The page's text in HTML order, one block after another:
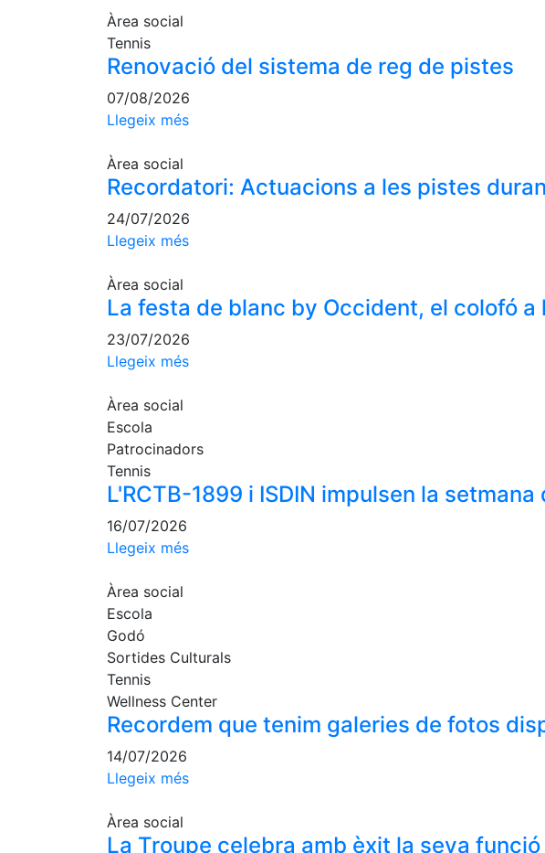
Àrea social
Tennis
Renovació del sistema de reg de pistes
07/08/2026
Llegeix més
Àrea social
Recordatori: Actuacions a les pistes
24/07/2026
Llegeix més
Àrea social
La festa de blanc by Occident, el colofó a
23/07/2026
Llegeix més
Àrea social
Escola
Patrocinadors
Tennis
L'RCTB-1899 i ISDIN impulsen la
16/07/2026
Llegeix més
Àrea social
Escola
Godó
Sortides Culturals
Tennis
Wellness Center
Recordem que tenim galeries de fotos
14/07/2026
Llegeix més
Àrea social
La Troupe celebra amb èxit la seva